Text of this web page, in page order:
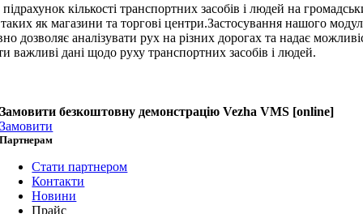
кількості транспортних засобів і людей на
як магазини та торгові центри.Застосування нашого
дозволяє аналізувати рух на різних дорогах та надає
важливі дані щодо руху транспортних засобів і людей.
Замовити безкоштовну демонстрацію Vezha VMS [online]
Замовити
Партнерам
Стати партнером
Контакти
Новини
Прайс